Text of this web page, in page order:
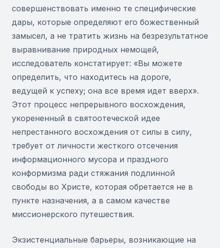
совершенствовать именно те специфические
дары, которые определяют его божественный
замысел, а не тратить жизнь на безрезультатное
выравнивание природных немощей,
исследователь констатирует: «Вы можете
определить, что находитесь на дороге,
ведущей к успеху; она все время идет вверх».
Этот процесс непрерывного восхождения,
укорененный в святоотеческой идее
непрестанного восхождения от силы в силу,
требует от личности жесткого отсечения
информационного мусора и праздного
конформизма ради стяжания подлинной
свободы во Христе, которая обретается не в
пункте назначения, а в самом качестве
миссионерского путешествия.
Экзистенциальные барьеры, возникающие на